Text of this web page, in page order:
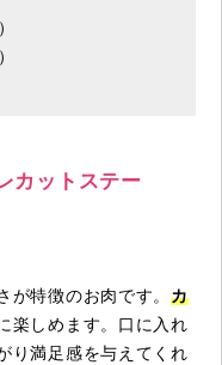
カットステー
が特徴のお肉です。カ
楽しめます。口に入れ
り満足感を与えてくれ